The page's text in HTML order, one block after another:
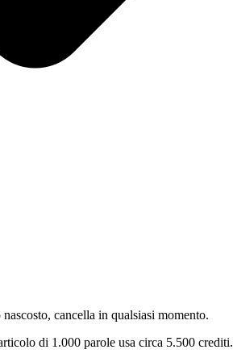
cancella in qualsiasi momento.
di 1.000 parole usa circa 5.500 crediti.